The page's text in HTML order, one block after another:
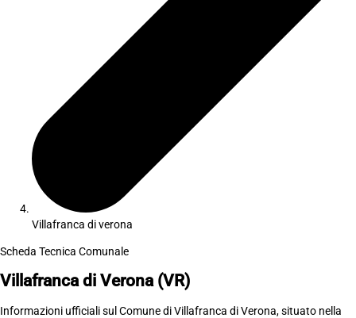
Villafranca di verona
Scheda Tecnica Comunale
Villafranca di Verona (VR)
Informazioni ufficiali sul Comune di Villafranca di Verona, situato nella